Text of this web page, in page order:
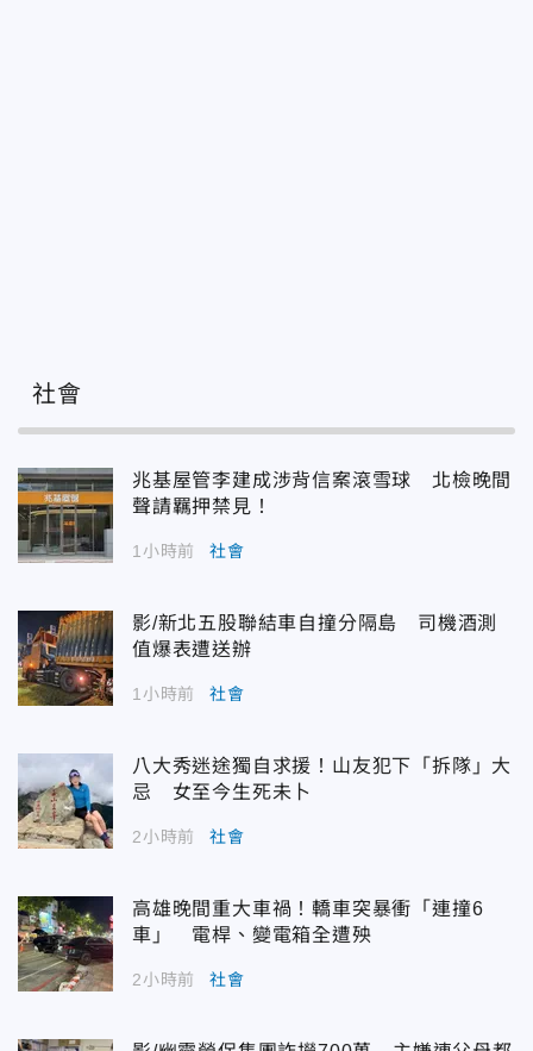
社會
兆基屋管李建成涉背信案滾雪球 北檢晚間
聲請羈押禁見！
1小時前 社會
影/新北五股聯結車自撞分隔島 司機酒測
值爆表遭送辦
1小時前 社會
八大秀迷途獨自求援！山友犯下「拆隊」大
忌 女至今生死未卜
2小時前 社會
高雄晚間重大車禍！轎車突暴衝「連撞6
車」 電桿、變電箱全遭殃
2小時前 社會